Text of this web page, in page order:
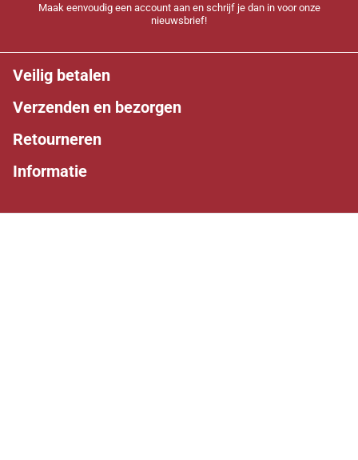
Maak eenvoudig een account aan en schrijf je dan in voor onze
nieuwsbrief!
Veilig betalen
Verzenden en bezorgen
Retourneren
Informatie